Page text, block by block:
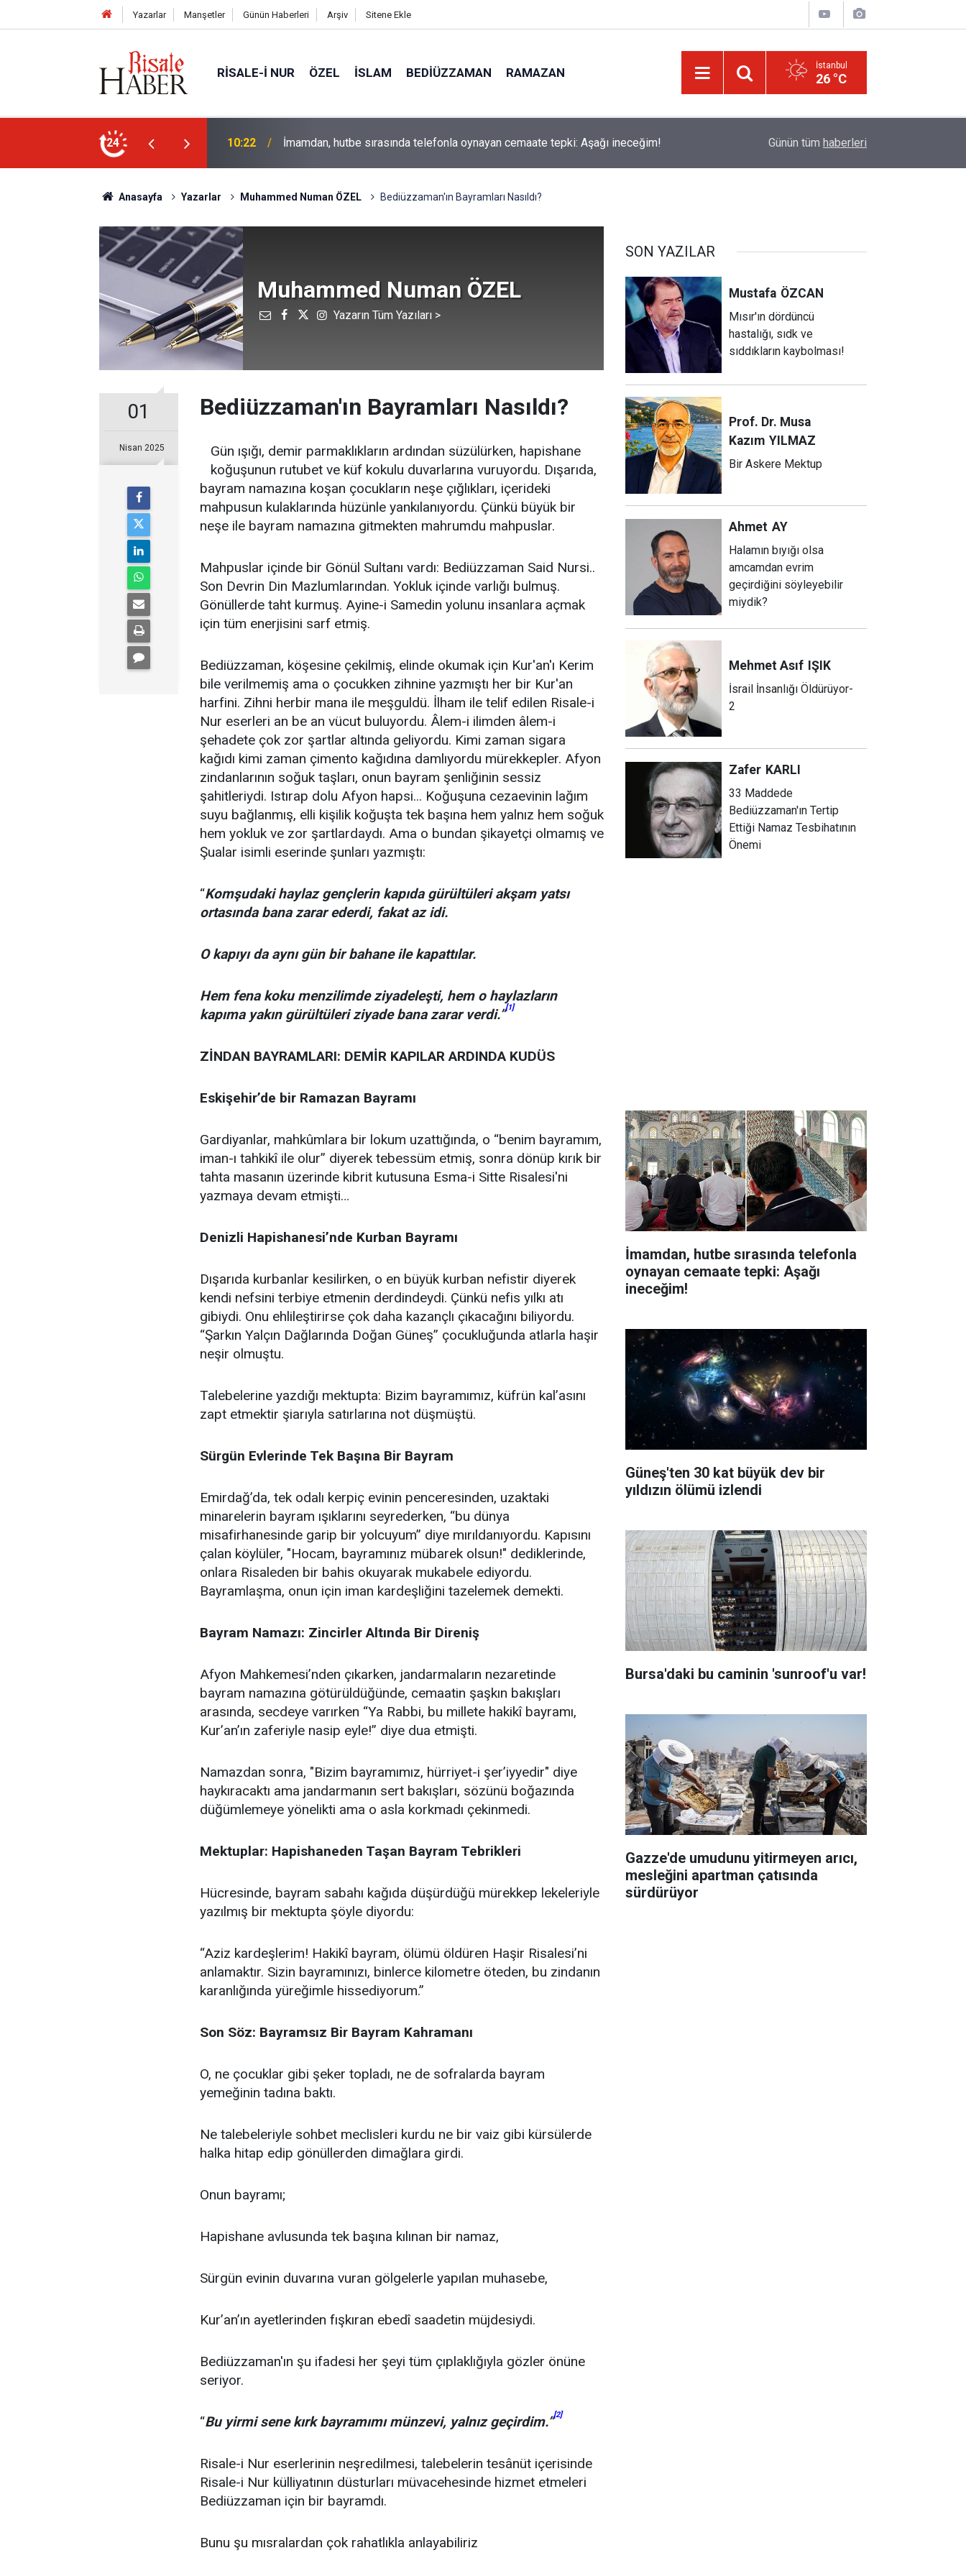
Yazarlar Manşetler Günün Haberleri Arşiv Sitene Ekle
RISALE-I NUR ÖZEL İSLAM BEDIÜZZAMAN RAMAZAN İstanbul
26 °C
24
oynayan cemaate tepki: Aşağı ineceğim! 09:58 Güneş'ten 30 kat büyük dev bir yıldızın ölümü izlendi Bursa'daki bu caminin 'sunroof'u var!
Günün tüm haberleri
Anasayfa Yazarlar Muhammed Numan ÖZEL Bediüzzaman'ın Bayramları Nasıldı?
Muhammed Numan ÖZEL
Yazarın Tüm Yazıları >
01
Nisan 2025
Bediüzzaman'ın Bayramları Nasıldı?
Gün ışığı, demir parmaklıkların ardından süzülürken, hapishane
koğuşunun rutubet ve küf kokulu duvarlarına vuruyordu. Dışarıda,
bayram namazına koşan çocukların neşe çığlıkları, içerideki
mahpusun kulaklarında hüzünle yankılanıyordu. Çünkü büyük bir
neşe ile bayram namazına gitmekten mahrumdu mahpuslar.
Mahpuslar içinde bir Gönül Sultanı vardı: Bediüzzaman Said Nursi..
Son Devrin Din Mazlumlarından. Yokluk içinde varlığı bulmuş.
Gönüllerde taht kurmuş. Ayine-i Samedin yolunu insanlara açmak
için tüm enerjisini sarf etmiş.
Bediüzzaman, köşesine çekilmiş, elinde okumak için Kur'an'ı Kerim
bile verilmemiş ama o çocukken zihnine yazmıştı her bir Kur'an
harfini. Zihni herbir mana ile meşguldü. İlham ile telif edilen Risale-i
Nur eserleri an be an vücut buluyordu. Âlem-i ilimden âlem-i
şehadete çok zor şartlar altında geliyordu. Kimi zaman sigara
kağıdı kimi zaman çimento kağıdına damlıyordu mürekkepler. Afyon
zindanlarının soğuk taşları, onun bayram şenliğinin sessiz
şahitleriydi. Istırap dolu Afyon hapsi... Koğuşuna cezaevinin lağım
suyu bağlanmış, elli kişilik koğuşta tek başına hem yalnız hem soğuk
hem yokluk ve zor şartlardaydı. Ama o bundan şikayetçi olmamış ve
Şualar isimli eserinde şunları yazmıştı:
“Komşudaki haylaz gençlerin kapıda gürültüleri akşam yatsı
ortasında bana zarar ederdi, fakat az idi.
O kapıyı da aynı gün bir bahane ile kapattılar.
Hem fena koku menzilimde ziyadeleşti, hem o haylazların
kapıma yakın gürültüleri ziyade bana zarar verdi.”[1]
ZİNDAN BAYRAMLARI: DEMİR KAPILAR ARDINDA KUDÜS
Eskişehir’de bir Ramazan Bayramı
Gardiyanlar, mahkûmlara bir lokum uzattığında, o “benim bayramım,
iman-ı tahkikî ile olur” diyerek tebessüm etmiş, sonra dönüp kırık bir
tahta masanın üzerinde kibrit kutusuna Esma-i Sitte Risalesi'ni
yazmaya devam etmişti…
Denizli Hapishanesi’nde Kurban Bayramı
Dışarıda kurbanlar kesilirken, o en büyük kurban nefistir diyerek
kendi nefsini terbiye etmenin derdindeydi. Çünkü nefis yılkı atı
gibiydi. Onu ehlileştirirse çok daha kazançlı çıkacağını biliyordu.
“Şarkın Yalçın Dağlarında Doğan Güneş” çocukluğunda atlarla haşir
neşir olmuştu.
Talebelerine yazdığı mektupta: Bizim bayramımız, küfrün kal’asını
zapt etmektir şiarıyla satırlarına not düşmüştü.
Sürgün Evlerinde Tek Başına Bir Bayram
Emirdağ’da, tek odalı kerpiç evinin penceresinden, uzaktaki
minarelerin bayram ışıklarını seyrederken, “bu dünya
misafirhanesinde garip bir yolcuyum” diye mırıldanıyordu. Kapısını
çalan köylüler, "Hocam, bayramınız mübarek olsun!" dediklerinde,
onlara Risaleden bir bahis okuyarak mukabele ediyordu.
Bayramlaşma, onun için iman kardeşliğini tazelemek demekti.
Bayram Namazı: Zincirler Altında Bir Direniş
Afyon Mahkemesi’nden çıkarken, jandarmaların nezaretinde
bayram namazına götürüldüğünde, cemaatin şaşkın bakışları
arasında, secdeye varırken “Ya Rabbi, bu millete hakikî bayramı,
Kur’an’ın zaferiyle nasip eyle!” diye dua etmişti.
Namazdan sonra, "Bizim bayramımız, hürriyet-i şer’iyyedir" diye
haykıracaktı ama jandarmanın sert bakışları, sözünü boğazında
düğümlemeye yönelikti ama o asla korkmadı çekinmedi.
Mektuplar: Hapishaneden Taşan Bayram Tebrikleri
Hücresinde, bayram sabahı kağıda düşürdüğü mürekkep lekeleriyle
yazılmış bir mektupta şöyle diyordu:
“Aziz kardeşlerim! Hakikî bayram, ölümü öldüren Haşir Risalesi’ni
anlamaktır. Sizin bayramınızı, binlerce kilometre öteden, bu zindanın
karanlığında yüreğimle hissediyorum.”
Son Söz: Bayramsız Bir Bayram Kahramanı
O, ne çocuklar gibi şeker topladı, ne de sofralarda bayram
yemeğinin tadına baktı.
Ne talebeleriyle sohbet meclisleri kurdu ne bir vaiz gibi kürsülerde
halka hitap edip gönüllerden dimağlara girdi.
Onun bayramı;
Hapishane avlusunda tek başına kılınan bir namaz,
Sürgün evinin duvarına vuran gölgelerle yapılan muhasebe,
Kur’an’ın ayetlerinden fışkıran ebedî saadetin müjdesiydi.
Bediüzzaman'ın şu ifadesi her şeyi tüm çıplaklığıyla gözler önüne
seriyor.
“Bu yirmi sene kırk bayramımı münzevi, yalnız geçirdim.”[2]
Risale-i Nur eserlerinin neşredilmesi, talebelerin tesânüt içerisinde
Risale-i Nur külliyatının düsturları müvacehesinde hizmet etmeleri
Bediüzzaman için bir bayramdı.
Bunu şu mısralardan çok rahatlıkla anlayabiliriz
SON YAZILAR
Mustafa ÖZCAN
Mısır'ın dördüncü
hastalığı, sıdk ve
sıddıkların kaybolması!
Prof. Dr. Musa
Kazım YILMAZ
Bir Askere Mektup
Ahmet AY
Halamın bıyığı olsa
amcamdan evrim
geçirdiğini söyleyebilir
miydik?
Mehmet Asıf IŞIK
İsrail İnsanlığı Öldürüyor-
2
Zafer KARLI
33 Maddede
Bediüzzaman'ın Tertip
Ettiği Namaz Tesbihatının
Önemi
İmamdan, hutbe sırasında telefonla
oynayan cemaate tepki: Aşağı
ineceğim!
Güneş'ten 30 kat büyük dev bir
yıldızın ölümü izlendi
Bursa'daki bu caminin 'sunroof'u var!
Gazze'de umudunu yitirmeyen arıcı,
mesleğini apartman çatısında
sürdürüyor